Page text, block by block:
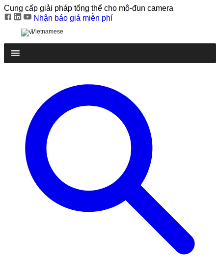
Cung cấp giải pháp tổng thể cho mô-đun camera
Nhận báo giá miễn phí
Vietnamese